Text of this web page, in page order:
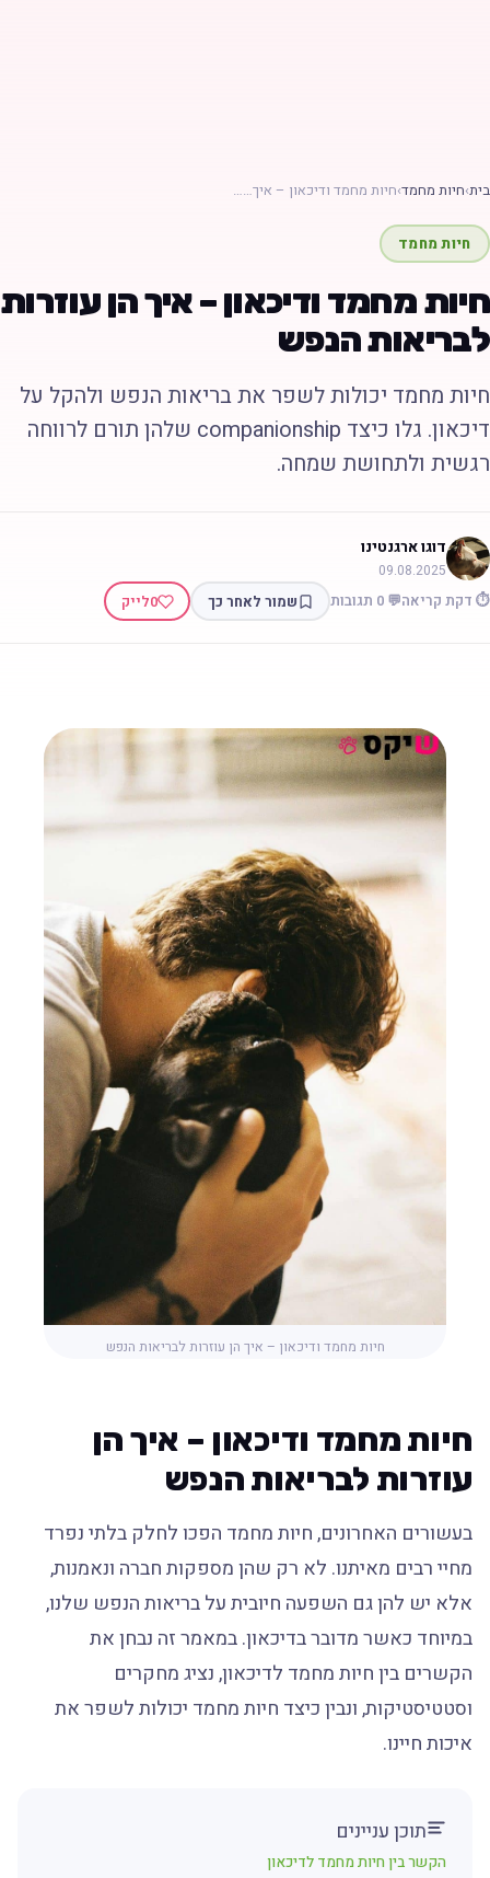
›חיות מחמד›חיות מחמד ודיכאון – איך……
חיות מחמד
מחמד ודיכאון – איך הן עוזרות
הנפש
מחמד יכולות לשפר את בריאות הנפש ולהקל על
דיכאון. גלו כיצד companionship שלהן תורם לרווחה
ולתחושת שמחה.
דוגו ארגנטינו
09.08.2025
דקת קריאה💬 0 תגובות שמור לאחר כך 0לייק
חיות מחמד ודיכאון – איך הן עוזרות לבריאות הנפש
חיות מחמד ודיכאון – איך הן
עוזרות לבריאות הנפש
בעשורים האחרונים, חיות מחמד הפכו לחלק בלתי נפרד
מחיי רבים מאיתנו. לא רק שהן מספקות חברה ונאמנות,
אלא יש להן גם השפעה חיובית על בריאות הנפש שלנו,
במיוחד כאשר מדובר בדיכאון. במאמר זה נבחן את
הקשרים בין חיות מחמד לדיכאון, נציג מחקרים
וסטטיסטיקות, ונבין כיצד חיות מחמד יכולות לשפר את
איכות חיינו.
תוכן עניינים
הקשר בין חיות מחמד לדיכאון